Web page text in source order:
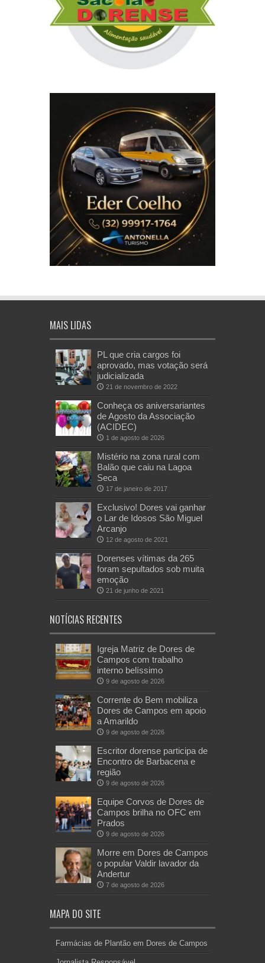
MAIS LIDAS
PL que cria cargos foi
aprovado, mas votação será
judicializada
21 de novembro de 2022
Conheça os aniversariantes
de Agosto da Associação
(ACIDEC)
1 de agosto de 2026
Mistério na zona rural com
Balão que caiu na Lagoa
Seca
17 de janeiro de 2017
Exclusivo! Dores vai ganhar
o Lar de Idosos São Miguel
Arcanjo
12 de agosto de 2021
Dorenses vítimas da 265
foram sepultados sob muita
emoção
21 de junho de 2021
NOTÍCIAS RECENTES
Igreja Matriz de Dores de
Campos com trabalho
interno belíssimo
9 de agosto de 2026
Corrente do Bem mobiliza
Dores de Campos em apoio
a Amarildo
9 de agosto de 2026
Escritor dorense participa de
Encontro de Barbacena e
região
9 de agosto de 2026
Equipe Corvos de Dores de
Campos brilha no OFC em
Prados
9 de agosto de 2026
Morre em Dores de Campos
o popular Valdir lavador da
Andertur
7 de agosto de 2026
MAPA DO SITE
Farmácias de Plantão em Dores de Campos